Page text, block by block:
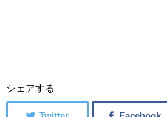
シェアする